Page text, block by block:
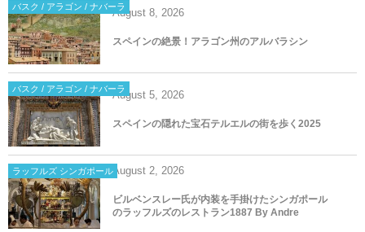
バスク / アラゴン / ナバーラAugust 8 2026
スペインの絶景！アラゴン州のアルバラシン
バスク / アラゴン / ナバーラAugust 5 2026
スペインの隠れた宝石テルエルの街を歩く2025
ラッフルズ シンガポールAugust 2 2026
ビルベンスレー氏が内装を手掛けたシンガポール
のラッフルズのレストラン1887 By Andre